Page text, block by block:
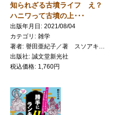
知られざる古墳ライフ え？
ハニワって古墳の上･･･
出版年月日
2021/08/04
カテゴリ
雑学
著者
出版社
誠文堂新光社
税込価格
1,760円